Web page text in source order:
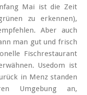
Mai ist die Zeit
zu erkennen),
Aber auch
man gut und frisch
Fischrestaurant
Usedom ist
in Menz standen
Umgebung an,